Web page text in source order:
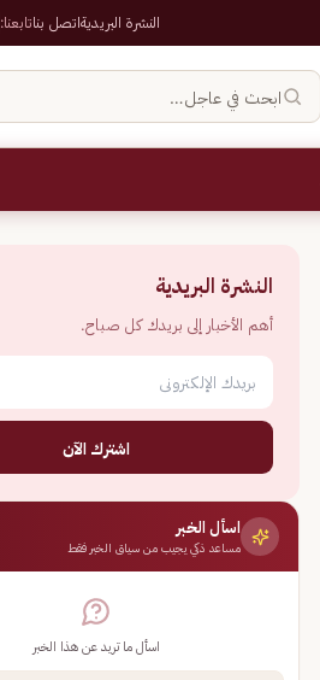
النشرة البريديةاتصل بناتابعنا:
ابحث في عاجل…
النشرة البريدية
أهم الأخبار إلى بريدك كل صباح.
اشترك الآن
اسأل الخبر
مساعد ذكي يجيب من سياق الخبر فقط
اسأل ما تريد عن هذا الخبر